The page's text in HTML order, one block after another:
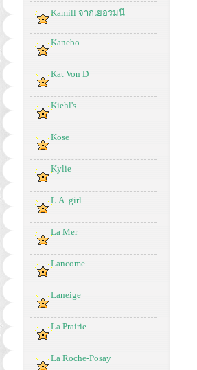
Kamill จากเยอรมนี
Kanebo
Kat Von D
Kiehl's
Kose
Kylie
L.A. girl
La Mer
Lancome
Laneige
La Prairie
La Roche-Posay